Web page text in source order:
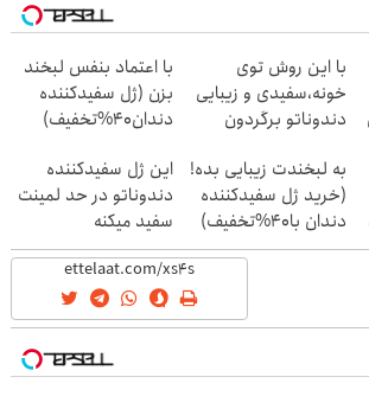
با این روش توی
خونه،سفیدی و زیبایی
دندوناتو برگردون
با اعتماد بنفس لبخند
بزن (ژل سفیدکننده
دندان40%تخفیف)
به لبخندت زیبایی بده!
(خرید ژل سفیدکننده
دندان با40%تخفیف)
این ژل سفیدکننده
دندوناتو در حد لمینت
سفید میکنه
(40%تخفیف)